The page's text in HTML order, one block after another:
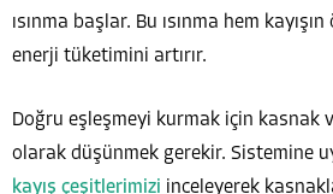
ısınma başlar. Bu ısınma hem
enerji tüketimini artırır.
Doğru eşleşmeyi kurmak için kasnak
olarak düşünmek gerekir. Sistemine
kayış çeşitlerimizi inceleyerek